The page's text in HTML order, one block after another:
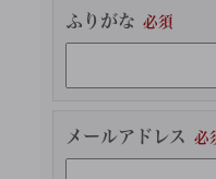
ふりがな
メールアドレス